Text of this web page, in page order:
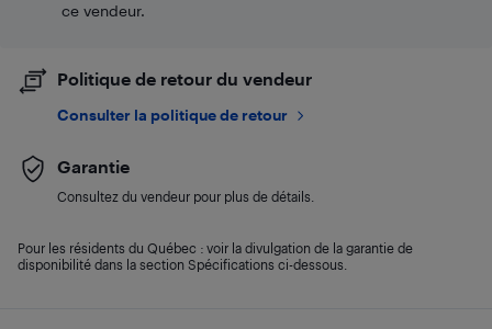
ce vendeur.
Politique de retour du vendeur
Consulter la politique de retour
Garantie
Consultez du vendeur pour plus de détails.
Pour les résidents du Québec : voir la divulgation de la garantie de
disponibilité dans la section Spécifications ci-dessous.